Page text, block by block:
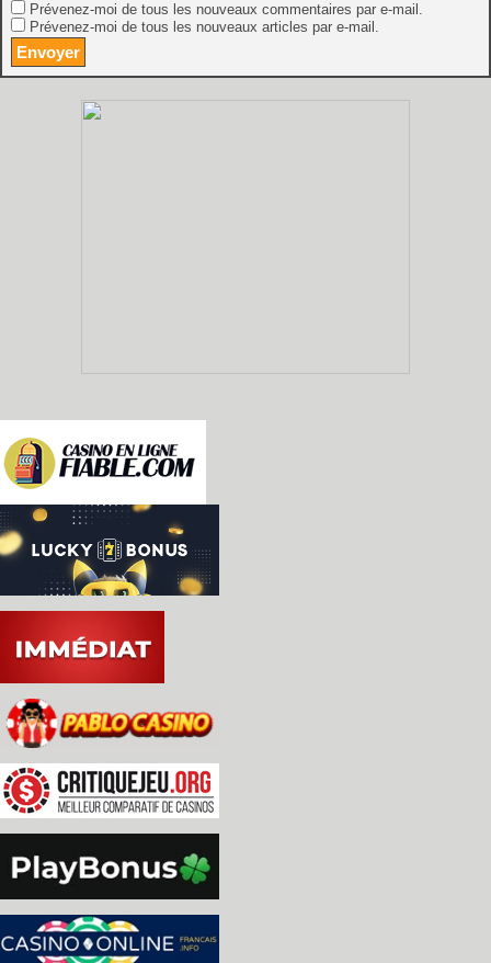
Prévenez-moi de tous les nouveaux commentaires par e-mail.
Prévenez-moi de tous les nouveaux articles par e-mail.